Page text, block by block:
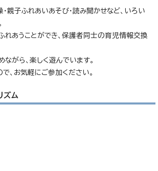
親子ふれあいあそび・読み聞かせなど、いろい
れあうことができ、保護者同士の育児情報交換
がら、楽しく遊んでいます。
、お気軽にご参加ください。
ズム